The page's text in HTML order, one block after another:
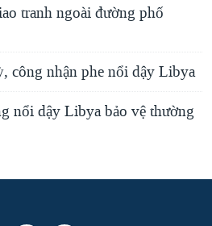
tranh ngoài đường phố
công nhận phe nổi dậy Libya
nổi dậy Libya bảo vệ thường